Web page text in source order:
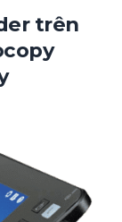
trên